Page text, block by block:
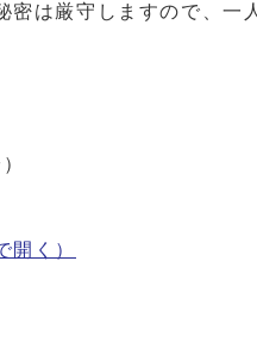
は厳守しますので、一
開く）